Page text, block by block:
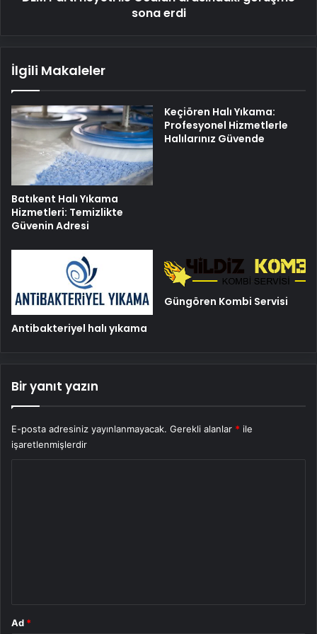
sona erdi
İlgili Makaleler
Batıkent Halı Yıkama
Hizmetleri: Temizlikte
Güvenin Adresi
Keçiören Halı Yıkama:
Profesyonel Hizmetlerle
Halılarınız Güvende
Antibakteriyel halı yıkama
Güngören Kombi Servisi
Bir yanıt yazın
E-posta adresiniz yayınlanmayacak. Gerekli alanlar * ile
işaretlenmişlerdir
Ad *